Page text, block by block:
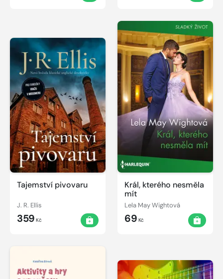
Tajemství pivovaru
J. R. Ellis
359 Kč
Král, kterého nesměla
mít
Lela May Wightová
69 Kč